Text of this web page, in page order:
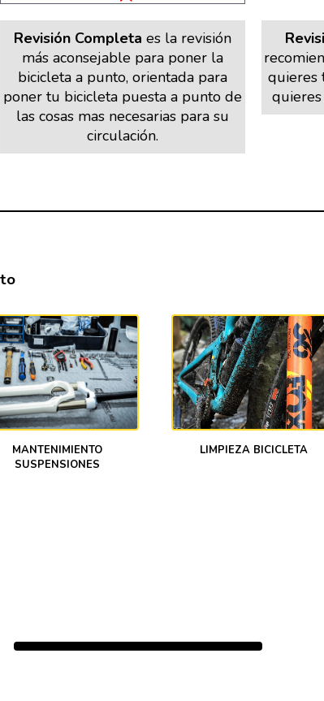
Revisión Completa es la revisión
más aconsejable para poner la
bicicleta a punto, orientada para
poner tu bicicleta puesta a punto de
las cosas mas necesarias para su
circulación.
quieres
MANTENIMIENTO
SUSPENSIONES
LIMPIEZA BICICLETA